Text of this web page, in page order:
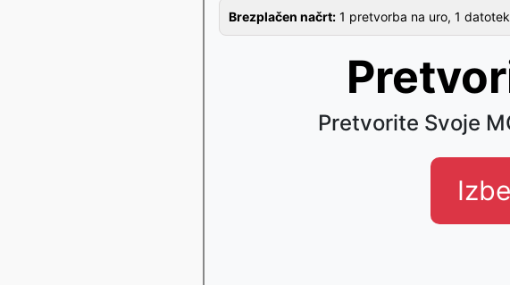
Brezplačen načrt: 1 pretvorba na uro, 1
Pretvorite Svoje